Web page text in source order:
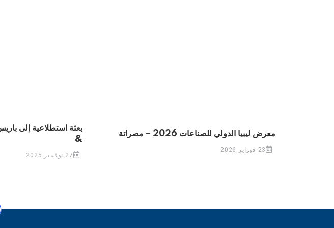
معرض ليبيا الدولي للصناعات 2026 – مصراتة
23 فبراير 2026
&
27 نوفمبر 2025